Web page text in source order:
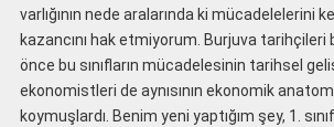
varlığının nede aralarında ki mücadelelerini
kazancını hak etmiyorum. Burjuva
önce bu sınıfların mücadelesinin tarihsel
ekonomistleri de aynısının ekonomik
koymuşlardı. Benim yeni yaptığım şey, 1.